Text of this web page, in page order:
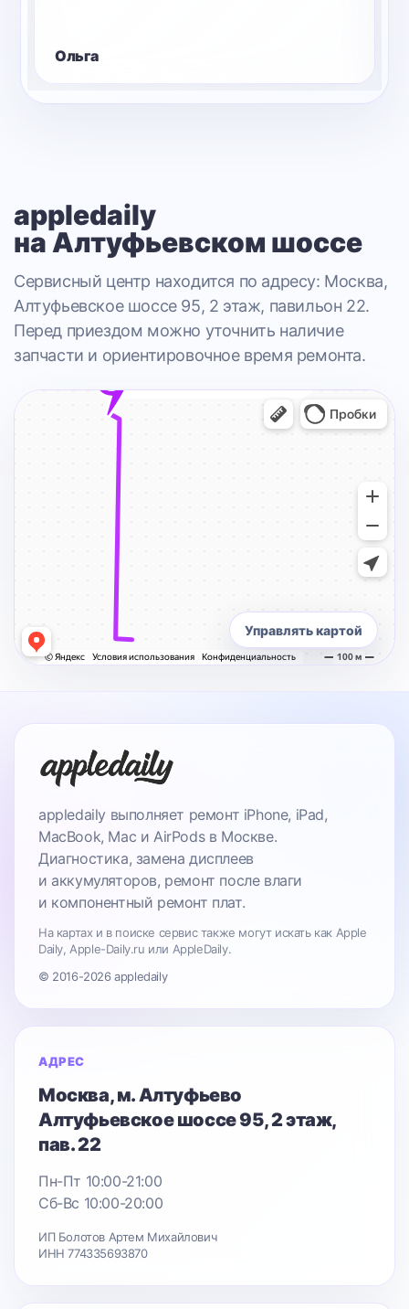
Ольга
appledaily
на Алтуфьевском шоссе
Сервисный центр находится по адресу: Москва,
Алтуфьевское шоссе 95, 2 этаж, павильон 22.
Перед приездом можно уточнить наличие
запчасти и ориентировочное время ремонта.
Управлять картой
appledaily выполняет ремонт iPhone, iPad,
MacBook, Mac и AirPods в Москве.
Диагностика, замена дисплеев
и аккумуляторов, ремонт после влаги
и компонентный ремонт плат.
На картах и в поиске сервис также могут искать как Apple
Daily, Apple-Daily.ru или AppleDaily.
© 2016-2026 appledaily
АДРЕС
Москва, м. Алтуфьево
Алтуфьевское шоссе 95, 2 этаж,
пав. 22
Пн-Пт 10:00-21:00
Сб-Вс 10:00-20:00
ИП Болотов Артем Михайлович
ИНН 774335693870